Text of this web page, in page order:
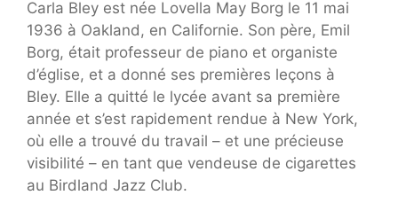
Carla Bley est née Lovella May Borg le 11 mai
1936 à Oakland, en Californie. Son père, Emil
Borg, était professeur de piano et organiste
d’église, et a donné ses premières leçons à
Bley. Elle a quitté le lycée avant sa première
année et s’est rapidement rendue à New York,
où elle a trouvé du travail – et une précieuse
visibilité – en tant que vendeuse de cigarettes
au Birdland Jazz Club.